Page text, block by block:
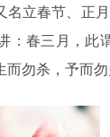
立春节、正
：春三月，
勿杀，予而